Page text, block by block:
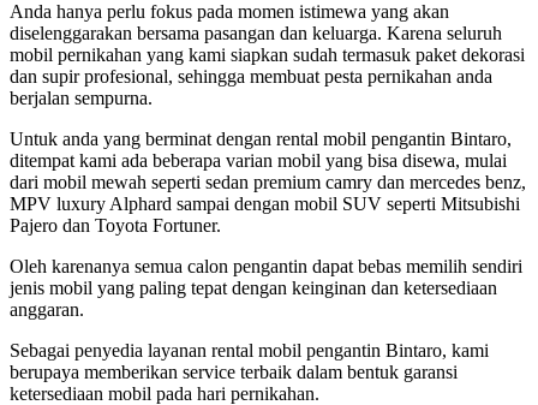
Anda hanya perlu fokus pada momen istimewa yang akan
diselenggarakan bersama pasangan dan keluarga. Karena seluruh
mobil pernikahan yang kami siapkan sudah termasuk paket dekorasi
dan supir profesional, sehingga membuat pesta pernikahan anda
berjalan sempurna.
Untuk anda yang berminat dengan rental mobil pengantin Bintaro,
ditempat kami ada beberapa varian mobil yang bisa disewa, mulai
dari mobil mewah seperti sedan premium camry dan mercedes benz,
MPV luxury Alphard sampai dengan mobil SUV seperti Mitsubishi
Pajero dan Toyota Fortuner.
Oleh karenanya semua calon pengantin dapat bebas memilih sendiri
jenis mobil yang paling tepat dengan keinginan dan ketersediaan
anggaran.
Sebagai penyedia layanan rental mobil pengantin Bintaro, kami
berupaya memberikan service terbaik dalam bentuk garansi
ketersediaan mobil pada hari pernikahan.